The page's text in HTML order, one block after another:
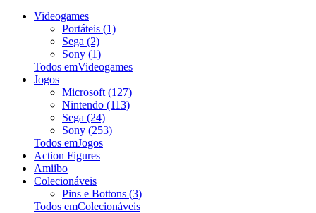
Videogames
Portáteis (1)
Sega (2)
Sony (1)
Todos emVideogames
Jogos
Microsoft (127)
Nintendo (113)
Sega (24)
Sony (253)
Todos emJogos
Action Figures
Amiibo
Colecionáveis
Pins e Bottons (3)
Todos emColecionáveis